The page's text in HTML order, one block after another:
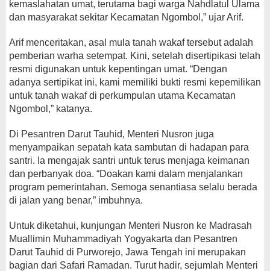
kemaslahatan umat, terutama bagi warga Nahdlatul Ulama
dan masyarakat sekitar Kecamatan Ngombol,” ujar Arif.
Arif menceritakan, asal mula tanah wakaf tersebut adalah
pemberian warha setempat. Kini, setelah disertipikasi telah
resmi digunakan untuk kepentingan umat. “Dengan
adanya sertipikat ini, kami memiliki bukti resmi kepemilikan
untuk tanah wakaf di perkumpulan utama Kecamatan
Ngombol,” katanya.
Di Pesantren Darut Tauhid, Menteri Nusron juga
menyampaikan sepatah kata sambutan di hadapan para
santri. Ia mengajak santri untuk terus menjaga keimanan
dan perbanyak doa. “Doakan kami dalam menjalankan
program pemerintahan. Semoga senantiasa selalu berada
di jalan yang benar,” imbuhnya.
Untuk diketahui, kunjungan Menteri Nusron ke Madrasah
Muallimin Muhammadiyah Yogyakarta dan Pesantren
Darut Tauhid di Purworejo, Jawa Tengah ini merupakan
bagian dari Safari Ramadan. Turut hadir, sejumlah Menteri